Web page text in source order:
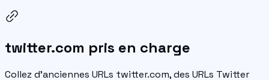
twitter.com pris en charge
Collez d'anciennes URLs twitter.com, des URLs Twitter